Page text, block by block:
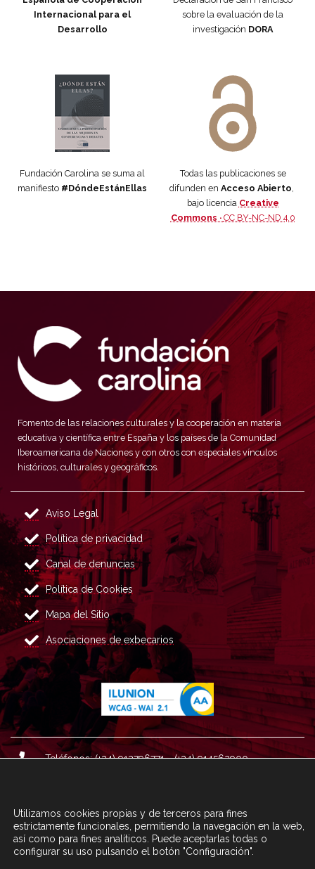
Internacional para el
Desarrollo
sobre la evaluación de la
investigación DORA
Fundación Carolina se suma al
manifiesto #DóndeEstánEllas
Todas las publicaciones se
difunden en Acceso Abierto
bajo licencia Creative
Commons · CC BY-NC-ND 4.0
Fomento de las relaciones culturales y la cooperación en materia
educativa y científica entre España y los países de la Comunidad
Iberoamericana de Naciones y con otros con especiales vínculos
históricos, culturales y geográficos.
Aviso Legal
Política de privacidad
Canal de denuncias
Política de Cookies
Mapa del Sitio
Asociaciones de exbecarios
Teléfonos: (+34) 913796771 - (+34) 914562900
Correo : informacion@fundacioncarolina.es
CONTACTA CON FCA TRAVÉS DEL
Utilizamos cookies propias y de terceros para fines
estrictamente funcionales, permitiendo la navegación en la web,
así como para fines analíticos. Puede aceptarlas todas o
configurar su uso pulsando el botón "Configuración".